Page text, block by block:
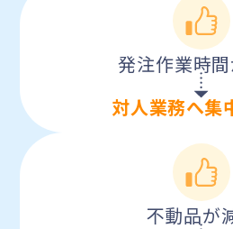
発注作業時
対人業務へ集
不動品が